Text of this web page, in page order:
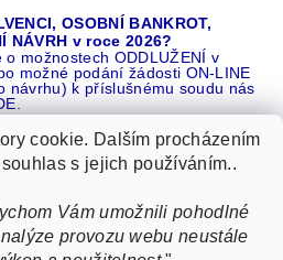
OSOBNÍ BANKROT,
NÁVRH v roce 2026?
o možnostech ODDLUŽENÍ v
možné podání žádosti ON-LINE
návrhu) k příslušnému soudu nás
16 let REFERENCÍ v celé ČR |
na SEZNAMU |
DLUHŮ nebo EXEKUCÍ ZDE
cookie. Dalším procházením
s jejich používáním..
Vám umožnili pohodlné
provozu webu neustále